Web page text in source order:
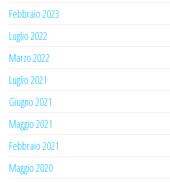
Febbraio 2023
Luglio 2022
Marzo 2022
Luglio 2021
Giugno 2021
Maggio 2021
Febbraio 2021
Maggio 2020